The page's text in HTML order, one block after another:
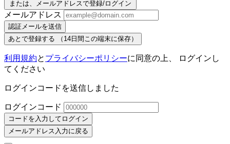
または、メールアドレスで登録/ログイン
メールアドレス
認証メールを送信
あとで登録する
（14日間この端末に保存）
利用規約と プライバシーポリシーに同意の上、 ログインし
てください
ログインコードを送信しました
ログインコード
コードを入力してログイン
メールアドレス入力に戻る